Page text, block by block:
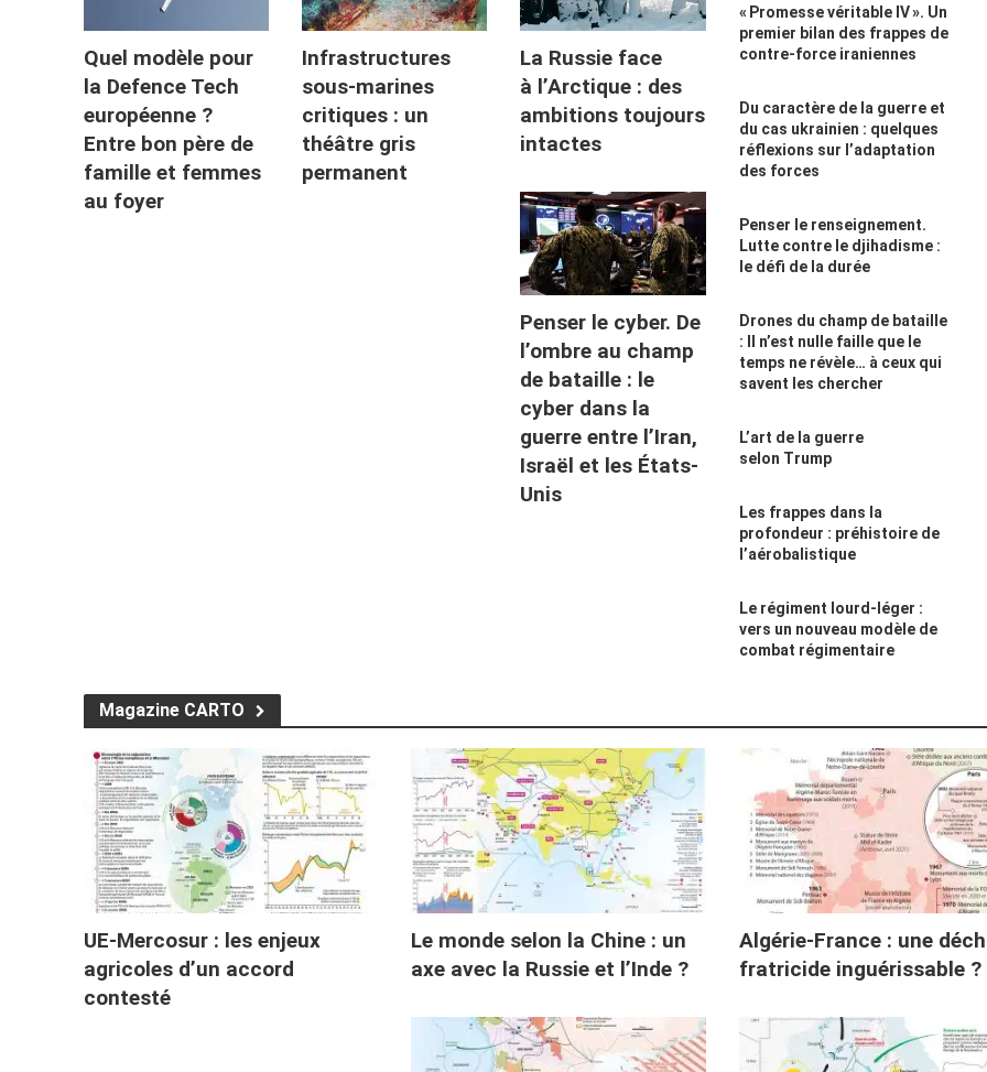
Quel modèle pour
la Defence Tech
européenne ?
Entre bon père de
famille et femmes
au foyer
Infrastructures
sous-marines
critiques : un
théâtre gris
permanent
La Russie face
à l’Arctique : des
ambitions toujours
intactes
Penser le cyber. De
l’ombre au champ
de bataille : le
cyber dans la
guerre entre l’Iran,
Israël et les États-
Unis
« Promesse véritable IV ». Un
premier bilan des frappes de
contre-force iraniennes
Du caractère de la guerre et
du cas ukrainien : quelques
réflexions sur l’adaptation
des forces
Penser le renseignement.
Lutte contre le djihadisme :
le défi de la durée
Drones du champ de bataille
: Il n’est nulle faille que le
temps ne révèle… à ceux qui
savent les chercher
L’art de la guerre
selon Trump
Les frappes dans la
profondeur : préhistoire de
l’aérobalistique
Le régiment lourd-léger :
vers un nouveau modèle de
combat régimentaire
Magazine CARTO
UE-Mercosur : les enjeux
agricoles d’un accord
contesté
Le monde selon la Chine : un
axe avec la Russie et l’Inde ?
Algérie-France : une
fratricide inguérissable ?